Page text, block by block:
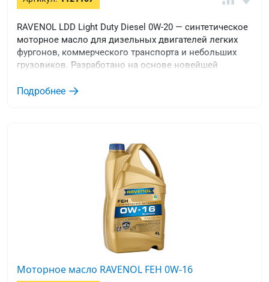
RAVENOL LDD Light Duty Diesel 0W-20 — синтетическое
моторное масло для дизельных двигателей легких
фургонов, коммерческого транспорта и небольших
грузовиков. Разработано на основе новейшей
гидрокрекинговых базовых масел.
Подробнее
Моторное масло RAVENOL FEH 0W-16